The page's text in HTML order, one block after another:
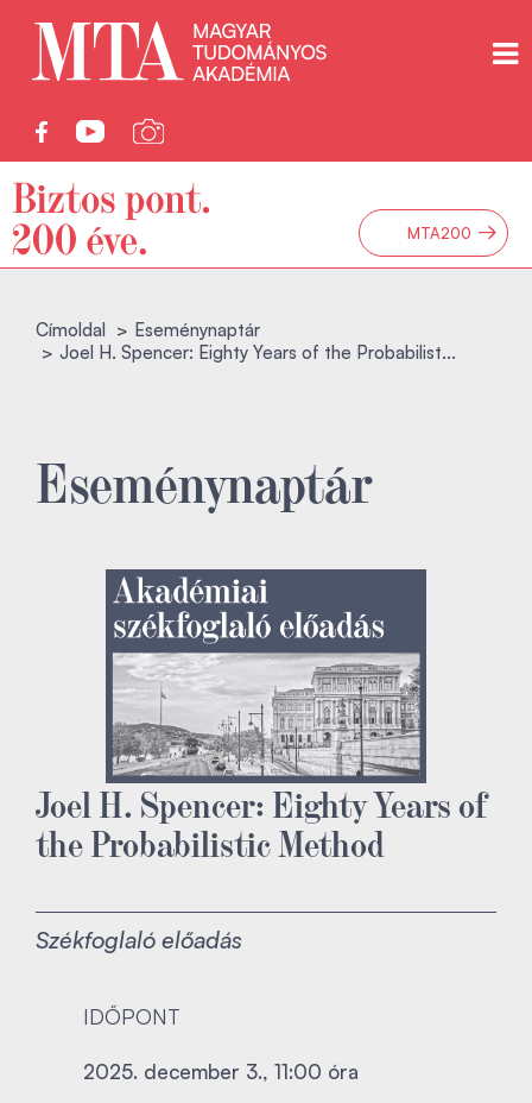
MTA200 →
Címoldal
Eseménynaptár
Joel H. Spencer: Eighty Years of the Probabilist...
Eseménynaptár
Joel H. Spencer: Eighty Years of
the Probabilistic Method
Székfoglaló előadás
IDŐPONT
2025. december 3., 11:00 óra